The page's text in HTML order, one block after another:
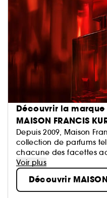
Découvrir la marque
MAISON FRANCIS
Depuis 2009, Maison
collection de parfums
chacune des facettes
nous-mêmes.
Parfumeur
Francis Kurkdjian a
d'un perfectionnisme
Voir plus
Découvrir